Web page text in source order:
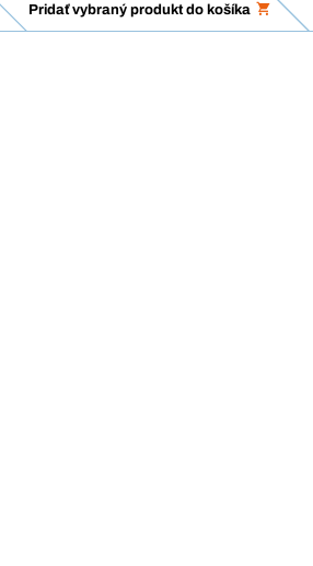
Pridať vybraný produkt do košíka